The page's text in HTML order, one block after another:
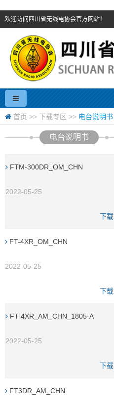
欢迎访问四川省无线电协会官方网站！
首页 >> 下载专区 >> 电台说明书
电台说明书
FTM-300DR_OM_CHN
2022-05-25
下载
FT-4XR_OM_CHN
2022-05-25
下载
FT-4XR_AM_CHN_1805-A
2022-05-25
下载
FT3DR_AM_CHN